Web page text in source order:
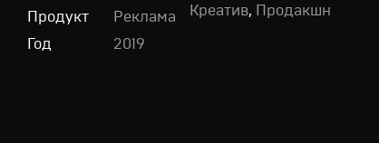
Продукт
Реклама
Год
2019
Креатив, Продакшн